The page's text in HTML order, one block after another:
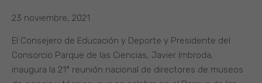
23 noviembre, 2021
El Consejero de Educación y Deporte y Presidente del
Consorcio Parque de las Ciencias, Javier Imbroda,
inaugura la 21ª reunión nacional de directores de museos